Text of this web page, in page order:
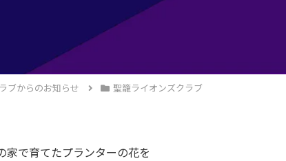
ブからのお知らせ 聖籠ライオンズクラブ
家で育てたプランターの花を